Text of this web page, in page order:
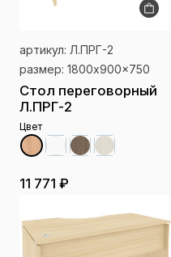
артикул: Л.ПРГ-2
размер: 1800x900x750
Стол переговорный
Л.ПРГ-2
Цвет
11 771 ₽